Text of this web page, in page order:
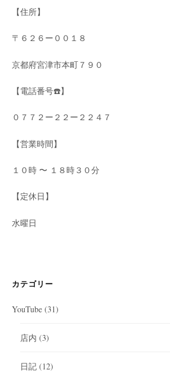
【住所】
〒６２６ー００１８
京都府宮津市本町７９０
【電話番号☎️】
０７７２ー２２ー２２４７
【営業時間】
１０時 〜 １８時３０分
【定休日】
水曜日
カテゴリー
YouTube (31)
店内 (3)
日記 (12)